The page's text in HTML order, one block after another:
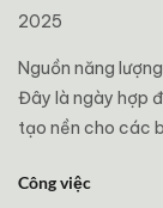
2025
Nguồn năng
Đây là ngày hợp
tạo nền cho các
Công việc